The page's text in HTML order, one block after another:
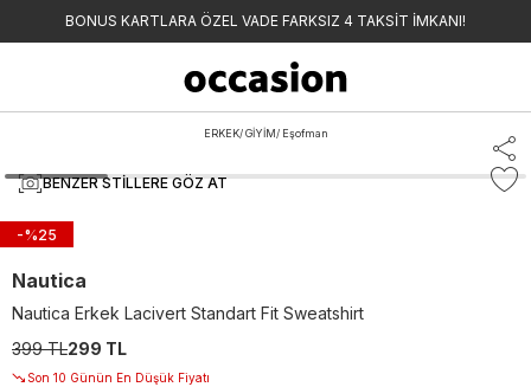
BONUS KARTLARA ÖZEL VADE FARKSIZ 4 TAKSİT İMKANI!
ERKEK/ GİYİM/ Eşofman
BENZER STILLERE GÖZ AT
-%25
Nautica
Nautica Erkek Lacivert Standart Fit Sweatshirt
399 TL299 TL
Son 10 Günün En Düşük Fiyatı